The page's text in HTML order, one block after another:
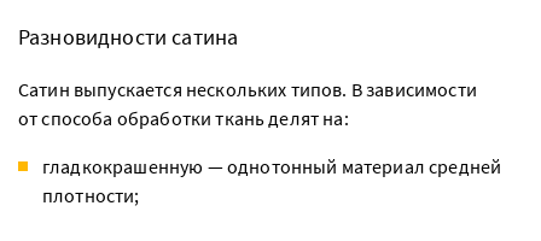
Разновидности сатина
Сатин выпускается нескольких типов. В зависимости
от способа обработки ткань делят на:
гладкокрашенную — однотонный материал средней
плотности;